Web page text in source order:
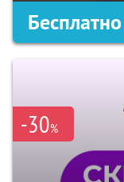
Бесплатно
-30%